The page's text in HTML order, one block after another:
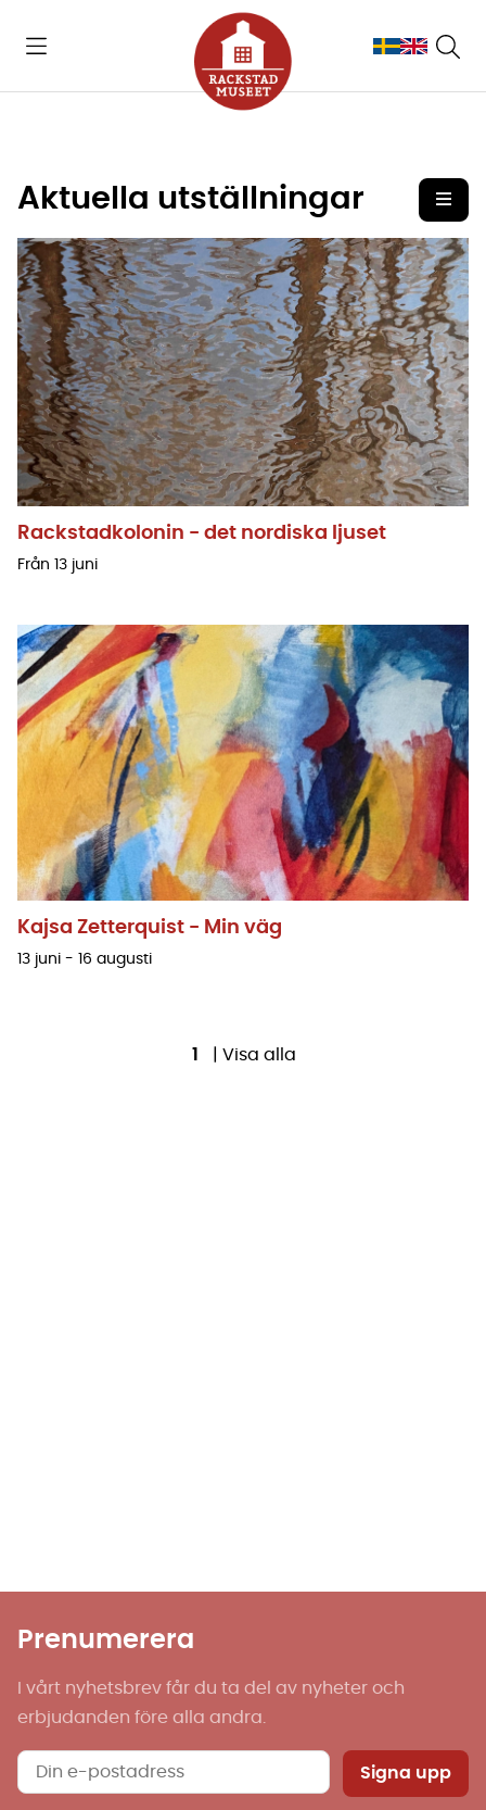
Aktuella utställningar
Rackstadkolonin - det nordiska ljuset
Från 13 juni
Kajsa Zetterquist - Min väg
13 juni - 16 augusti
1 Visa alla
Prenumerera
I vårt nyhetsbrev får du ta del av nyheter och
erbjudanden före alla andra.
Signa upp